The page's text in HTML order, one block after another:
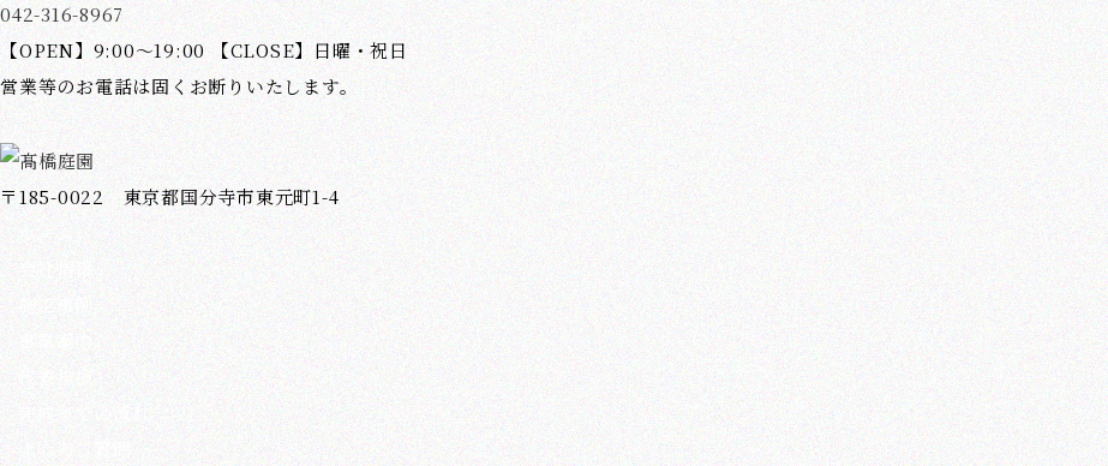
042-316-8967
【OPEN】9:00～19:00 【CLOSE】日曜・祝日
営業等のお電話は固くお断りいたします。
〒185-0022 東京都国分寺市東元町1-4
ホーム
会社情報
施工事例
事業案内
代表挨拶
完成までの流れ
よくある質問